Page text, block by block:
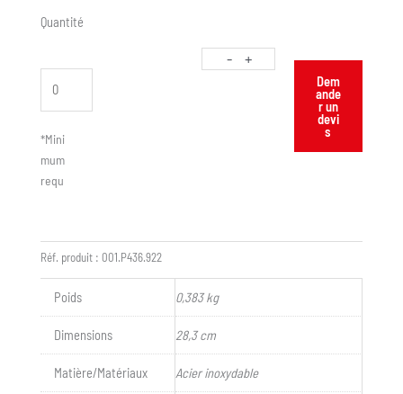
Quantité
*Mini
mum
requ
- +
Dem
ande
r un
devi
s
Réf. produit : 001.P436.922
Poids 0,383 kg
Dimensions 28,3 cm
Matière/Matériaux Acier inoxydable